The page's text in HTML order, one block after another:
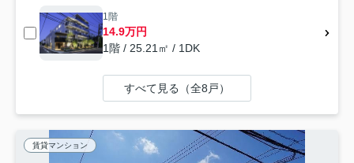
1階
14.9万円
1階 / 25.21㎡ / 1DK
すべて見る（全8戸）
賃貸マンション